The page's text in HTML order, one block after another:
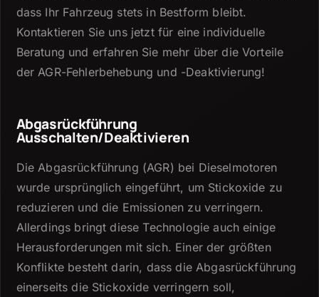
dass Ihr Fahrzeug stets in Bestform bleibt.
Kontaktieren Sie uns jetzt für eine individuelle
Beratung und erfahren Sie mehr über die Vorteile
der AGR-Fehlerbehebung und -Deaktivierung!
Abgasrückführung
Ausschalten/Deaktivieren
Die Abgasrückführung (AGR) bei Dieselmotoren
wurde ursprünglich eingeführt, um Stickoxide zu
reduzieren und die Emissionen zu verringern.
Allerdings bringt diese Technologie auch einige
Herausforderungen mit sich. Einer der größten
Konflikte besteht darin, dass die Abgasrückführung
einerseits die Stickoxide verringern soll,